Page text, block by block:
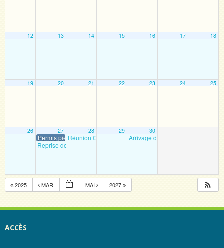
12 13 14 15 16 17 18
19 20 21 22 23 24 25
26 27
Permis piéton et internet
Reprise des cours
28
Réunion OGEC 20 h 00 min
29 30
Arrivage des plantes
2025 MAR MAI 2027
ACCÈS